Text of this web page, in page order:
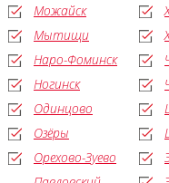
Можайск
Мытищи
Наро-Фоминск
Ногинск
Одинцово
Озёры
Орехово-Зуево